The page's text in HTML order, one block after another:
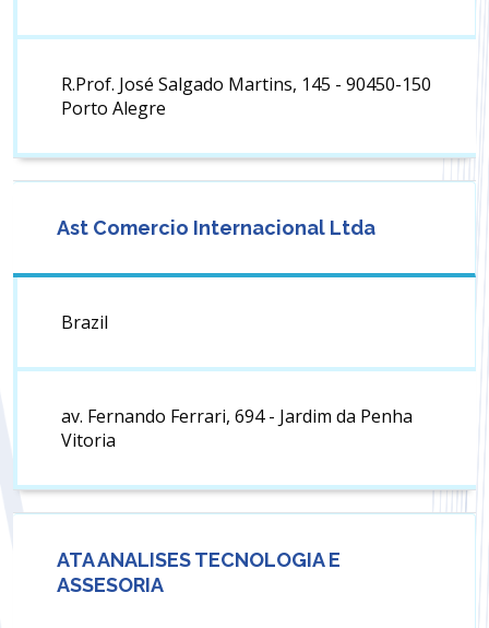
R.Prof. José Salgado Martins, 145 - 90450-150
Porto Alegre
Ast Comercio Internacional Ltda
Brazil
av. Fernando Ferrari, 694 - Jardim da Penha
Vitoria
ATA ANALISES TECNOLOGIA E
ASSESORIA